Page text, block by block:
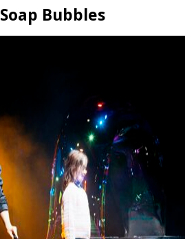
Soap BubblesNumero artistico
Come scegliere un
Show di bolle
Uno show di bolle
raffinate e adatte a
3 giugno 2026
Spettacoli teatrali